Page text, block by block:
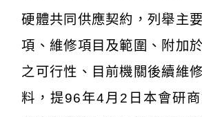
硬體共同供應契約，列舉主
項、維修項目及範圍、附加
之可行性、目前機關後續維
料，提96年4月2日本會研